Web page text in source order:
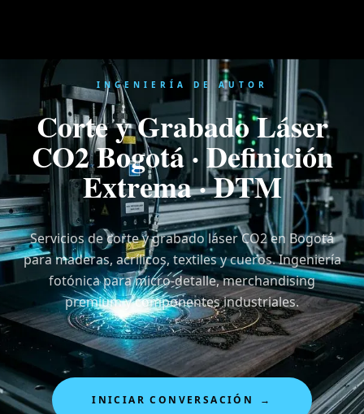
INGENIERÍA DE AUTOR
Corte y Grabado Láser
CO2 Bogotá · Definición
Extrema · DTM
Servicios de corte y grabado láser CO2 en Bogotá
para maderas, acrílicos, textiles y cueros. Ingeniería
fotónica para micro-detalle, merchandising
premium y componentes industriales.
INICIAR CONVERSACIÓN →